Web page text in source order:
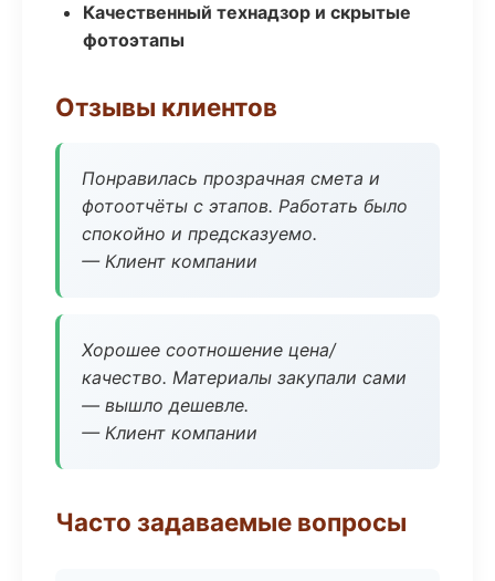
Качественный технадзор и скрытые
фотоэтапы
Отзывы клиентов
Понравилась прозрачная смета и
фотоотчёты с этапов. Работать было
спокойно и предсказуемо.
— Клиент компании
Хорошее соотношение цена/
качество. Материалы закупали сами
— вышло дешевле.
— Клиент компании
Часто задаваемые вопросы